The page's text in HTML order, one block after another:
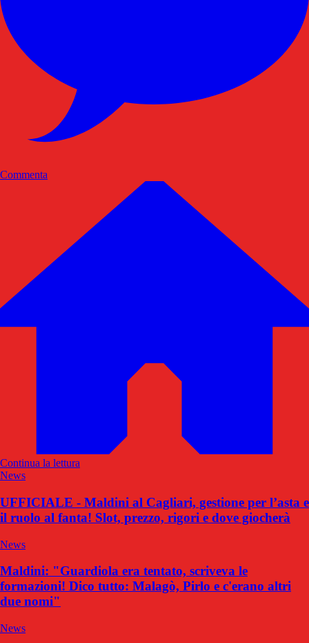
Commenta
Continua la lettura
News
UFFICIALE - Maldini al Cagliari, gestione per l’asta e
il ruolo al fanta! Slot, prezzo, rigori e dove giocherà
News
Maldini: "Guardiola era tentato, scriveva le
formazioni! Dico tutto: Malagò, Pirlo e c'erano altri
due nomi"
News